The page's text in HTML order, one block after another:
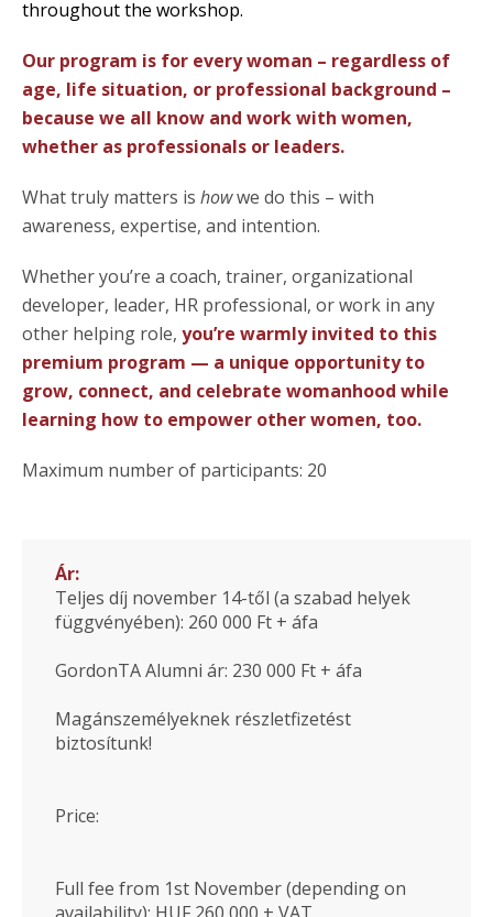
throughout the workshop.
Our program is for every woman – regardless of
age, life situation, or professional background –
because we all know and work with women,
whether as professionals or leaders.
What truly matters is howwe do this – with
awareness, expertise, and intention.
Whether you’re a coach, trainer, organizational
developer, leader, HR professional, or work in any
other helping role, you’re warmly invited to this
premium program — a unique opportunity to
grow, connect, and celebrate womanhood while
learning how to empower other women, too.
Maximum number of participants: 20
Ár:
Teljes díj november 14-től (a szabad helyek
függvényében): 260 000 Ft + áfa
GordonTA Alumni ár: 230 000 Ft + áfa
Magánszemélyeknek részletfizetést
biztosítunk!
Price:
Full fee from 1st November (depending on